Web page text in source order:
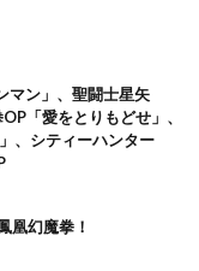
マン」、聖闘士星矢
「愛をとりもどせ」、
、シティーハンター
凰幻魔拳！